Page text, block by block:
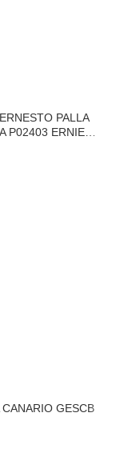
PALLA
P02403 ERNIE
GESCB